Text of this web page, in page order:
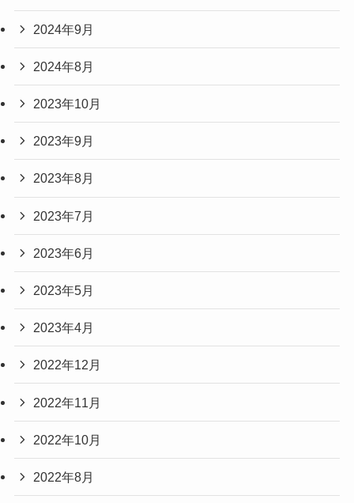
2024年9月
2024年8月
2023年10月
2023年9月
2023年8月
2023年7月
2023年6月
2023年5月
2023年4月
2022年12月
2022年11月
2022年10月
2022年8月